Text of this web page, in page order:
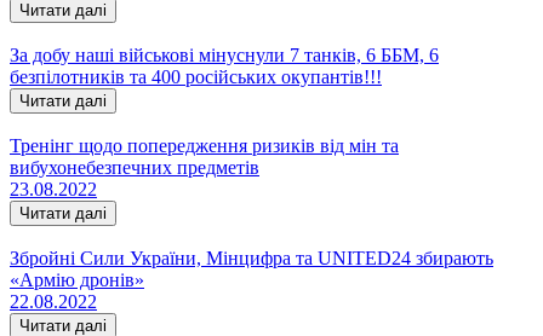
Читати далі
За добу наші військові мінуснули 7 танків, 6 ББМ, 6
безпілотників та 400 російських окупантів!!!
Читати далі
Тренінг щодо попередження ризиків від мін та
вибухонебезпечних предметів
23.08.2022
Читати далі
Збройні Сили України, Мінцифра та UNITED24 збирають
«Армію дронів»
22.08.2022
Читати далі